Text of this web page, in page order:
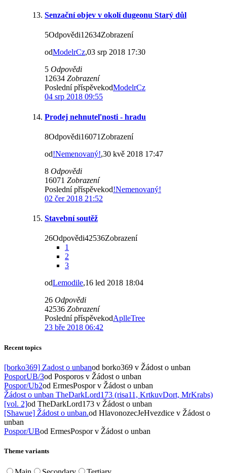
Senzační objev v okolí dugeonu Starý důl
5Odpovědi12634Zobrazení
odModelrCz,03 srp 2018 17:30
5 Odpovědi
12634 Zobrazení
Poslední příspěvekodModelrCz
04 srp 2018 09:55
Prodej nehnuteľnosti - hradu
8Odpovědi16071Zobrazení
od!Nemenovaný!,30 kvě 2018 17:47
8 Odpovědi
16071 Zobrazení
Poslední příspěvekod!Nemenovaný!
02 čer 2018 21:52
Stavební soutěž
26Odpovědi42536Zobrazení
1
2
3
odLemodile,16 led 2018 18:04
26 Odpovědi
42536 Zobrazení
Poslední příspěvekodAplleTree
23 bře 2018 06:42
Recent topics
[borko369] Zadost o unbanod borko369 v Žádost o unban
PosporUB/3od Posporos v Žádost o unban
Pospor/Ub2od ErmesPosporv Žádost o unban
Žádost o unban TheDarkLord173 (risa11, KrtkuvDort, MrKrabs)
[vol. 2]od TheDarkLord173 v Žádost o unban
[Shawue] Žádost o unban.od HlavonozecJeHvezdice v Žádost o
unban
Pospor/UBod ErmesPosporv Žádost o unban
Theme variants